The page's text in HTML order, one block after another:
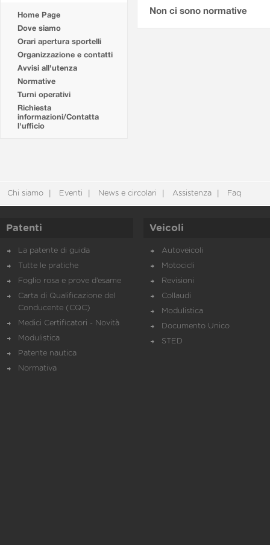
Home Page
Dove siamo
Orari apertura sportelli
Organizzazione e contatti
Avvisi all'utenza
Normative
Turni operativi
Richiesta
informazioni/Contatta
l'ufficio
Non ci sono normative
Chi siamo Eventi News e circolari Assistenza Faq
Patenti
La patente di guida
Tutte le pratiche
Foglio rosa e prove d’esame
Carta di Qualificazione del
Conducente (CQC)
Medici Certificatori - Novità
Modulistica
Patente nautica
Normativa
Veicoli
Autoveicoli
Motocicli
Revisioni
Collaudi
Modulistica
Documento Unico
STED